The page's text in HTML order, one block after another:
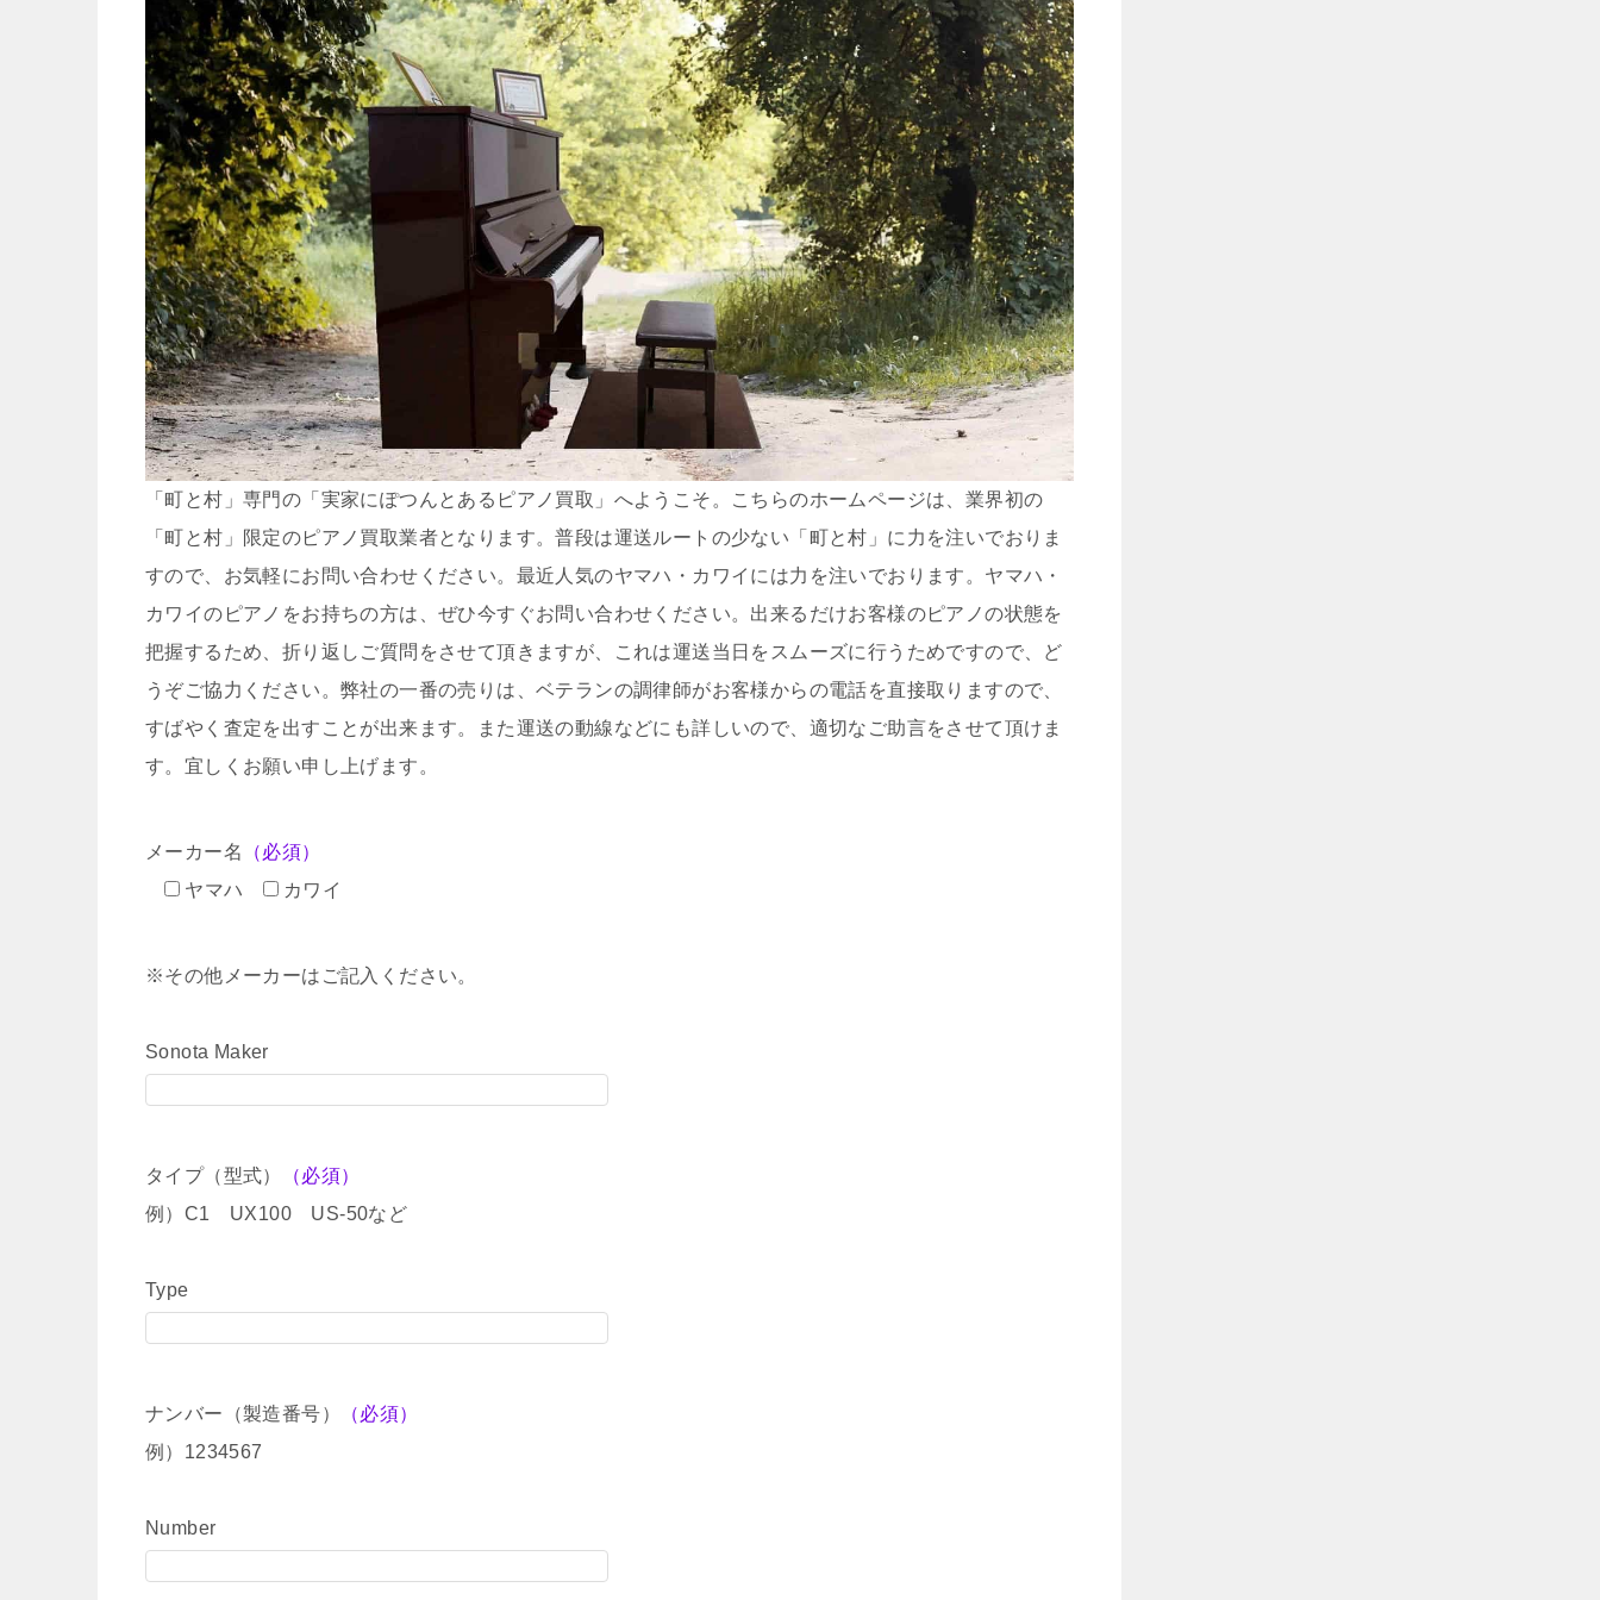
「町と村」専門の「実家にぽつんとあるピアノ買取」へようこそ。こちらのホームページは、業界初の
「町と村」限定のピアノ買取業者となります。普段は運送ルートの少ない「町と村」に力を注いでおりま
すので、お気軽にお問い合わせください。最近人気のヤマハ・カワイには力を注いでおります。ヤマハ・
カワイのピアノをお持ちの方は、ぜひ今すぐお問い合わせください。出来るだけお客様のピアノの状態を
把握するため、折り返しご質問をさせて頂きますが、これは運送当日をスムーズに行うためですので、ど
うぞご協力ください。弊社の一番の売りは、ベテランの調律師がお客様からの電話を直接取りますので、
すばやく査定を出すことが出来ます。また運送の動線などにも詳しいので、適切なご助言をさせて頂けま
す。宜しくお願い申し上げます。
メーカー名
（必須）
ヤマハ
カワイ
※その他メーカーはご記入ください。
Sonota Maker
タイプ（型式）
（必須）
例）C1 UX100 US-50など
Type
ナンバー（製造番号）
（必須）
例）1234567
Number